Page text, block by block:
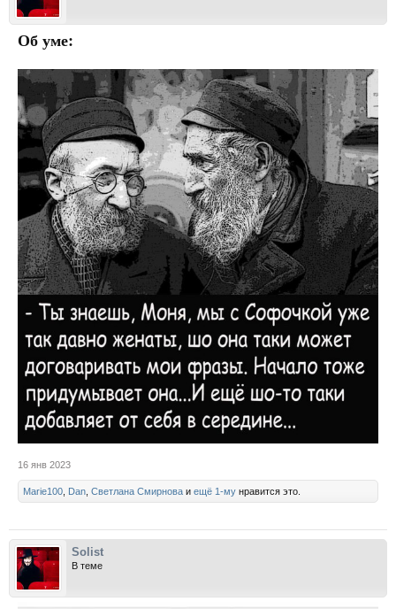
Об уме:
16 янв 2023
Marie100 Dan Светлана Смирнова и ещё 1-му нравится это.
Solist
В теме